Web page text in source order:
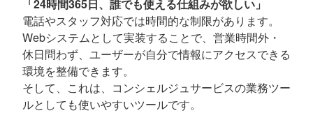
「24時間365日、誰でも使える仕組みが欲しい」
電話やスタッフ対応では時間的な制限があります。
Webシステムとして実装することで、営業時間外・
休日問わず、ユーザーが自分で情報にアクセスできる
環境を整備できます。
そして、これは、コンシェルジュサービスの業務ツー
ルとしても使いやすいツールです。